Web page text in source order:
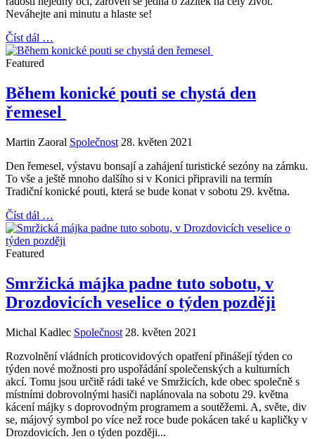
Neváhejte ani minutu a hlaste se!
Číst dál …
Featured
Během konické pouti se chystá den
řemesel
Martin Zaoral Společnost 28. květen 2021
Den řemesel, výstavu bonsají a zahájení turistické sezóny na zámku.
To vše a ještě mnoho dalšího si v Konici připravili na termín
Tradiční konické pouti, která se bude konat v sobotu 29. května.
Číst dál …
Featured
Smržická májka padne tuto sobotu, v
Drozdovicích veselice o týden později
Michal Kadlec Společnost 28. květen 2021
Rozvolnění vládních proticovidových opatření přinášejí týden co
týden nové možnosti pro uspořádání společenských a kulturních
akcí. Tomu jsou určitě rádi také ve Smržicích, kde obec společně s
místními dobrovolnými hasiči naplánovala na sobotu 29. května
kácení májky s doprovodným programem a soutěžemi. A, světe, div
se, májový symbol po více než roce bude pokácen také u kapličky v
Drozdovicích. Jen o týden později...